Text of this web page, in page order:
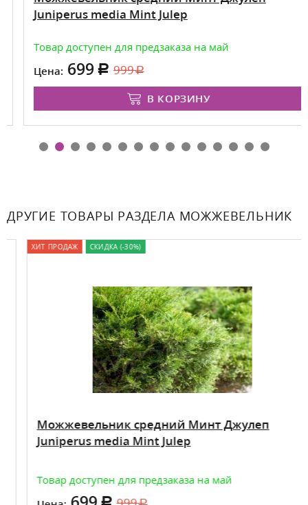
Juniperus media Mint Julep
Товар доступен для предзаказа на май
Цена: 699 999
В КОРЗИНУ
ДРУГИЕ ТОВАРЫ РАЗДЕЛА МОЖЖЕВЕЛЬНИК
ХИТ ПРОДАЖ СКИДКА (-30%)
Можжевельник средний Минт Джулеп
Juniperus media Mint Julep
Товар доступен для предзаказа на май